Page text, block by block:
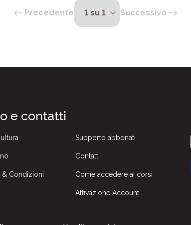
Precedente Successivo
e contatti
& Condizioni
Supporto abbonati
Contatti
Come accedere ai corsi
Attivazione Account